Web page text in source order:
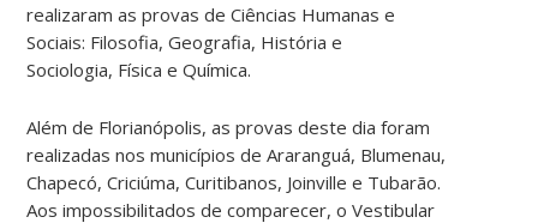
realizaram as provas de Ciências Humanas e
Sociais: Filosofia, Geografia, História e
Sociologia, Física e Química.
Além de Florianópolis, as provas deste dia foram
realizadas nos municípios de Araranguá, Blumenau,
Chapecó, Criciúma, Curitibanos, Joinville e Tubarão.
Aos impossibilitados de comparecer, o Vestibular